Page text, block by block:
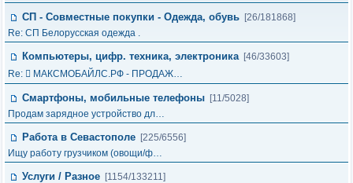
СП - Совместные покупки - Одежда, обувь [26/181868]
Re: СП Белорусская одежда .
Компьютеры, цифр. техника, электроника [46/33603]
Re:  МАКСМОБАЙЛС.РФ - ПРОДАЖ…
Смартфоны, мобильные телефоны [11/5028]
Продам зарядное устройство дл…
Работа в Севастополе [225/6556]
Ищу работу грузчиком (овощи/ф…
Услуги / Разное [1154/133211]